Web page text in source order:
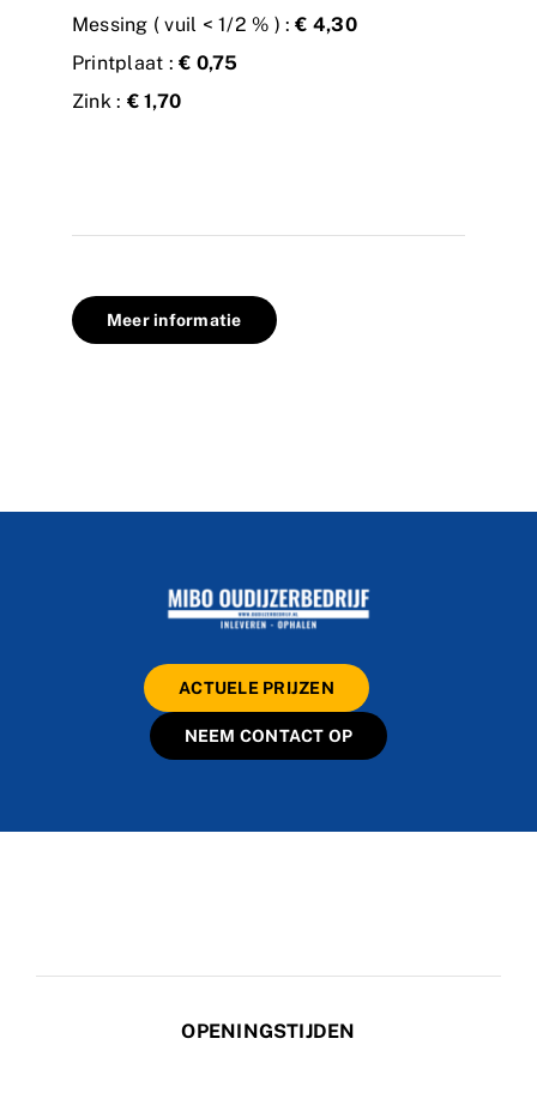
Messing ( vuil < 1/2 % ) :€ 4,30
Printplaat :€ 0,75
Zink : € 1,70
Meer informatie
ACTUELE PRIJZEN
NEEM CONTACT OP
OPENINGSTIJDEN